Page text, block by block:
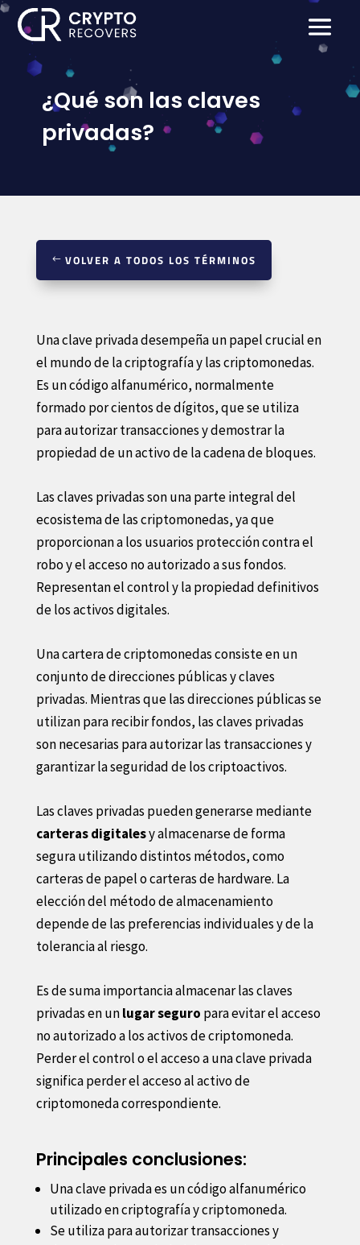
¿Qué son las claves
privadas?
VOLVER A TODOS LOS TÉRMINOS
Una clave privada desempeña un papel crucial en
el mundo de la criptografía y las criptomonedas.
Es un código alfanumérico, normalmente
formado por cientos de dígitos, que se utiliza
para autorizar transacciones y demostrar la
propiedad de un activo de la cadena de bloques.
Las claves privadas son una parte integral del
ecosistema de las criptomonedas, ya que
proporcionan a los usuarios protección contra el
robo y el acceso no autorizado a sus fondos.
Representan el control y la propiedad definitivos
de los activos digitales.
Una cartera de criptomonedas consiste en un
conjunto de direcciones públicas y claves
privadas. Mientras que las direcciones públicas se
utilizan para recibir fondos, las claves privadas
son necesarias para autorizar las transacciones y
garantizar la seguridad de los criptoactivos.
Las claves privadas pueden generarse mediante
carteras digitalesy almacenarse de forma
segura utilizando distintos métodos, como
carteras de papel o carteras de hardware. La
elección del método de almacenamiento
depende de las preferencias individuales y de la
tolerancia al riesgo.
Es de suma importancia almacenar las claves
privadas en unlugar seguro para evitar el acceso
no autorizado a los activos de criptomoneda.
Perder el control o el acceso a una clave privada
significa perder el acceso al activo de
criptomoneda correspondiente.
Principales conclusiones:
Una clave privada es un código alfanumérico
utilizado en criptografía y criptomoneda.
Se utiliza para autorizar transacciones y